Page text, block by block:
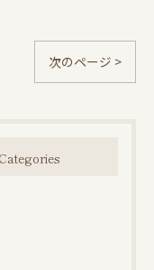
次のページ >
Categories